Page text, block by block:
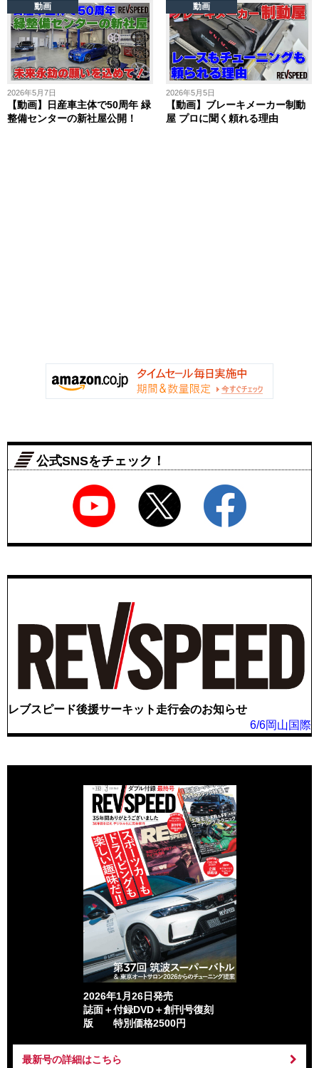
2026年5月7日
【動画】日産車主体で50周年 緑
整備センターの新社屋公開！
動画
2026年5月5日
【動画】ブレーキメーカー制動
屋 プロに聞く頼れる理由
動画
公式SNSをチェック！
レブスピード後援サーキット走行会のお知らせ
6/6岡山国際
2026年1月26日発売
誌面＋付録DVD＋創刊号復刻
版 特別価格2500円
最新号の詳細はこちら